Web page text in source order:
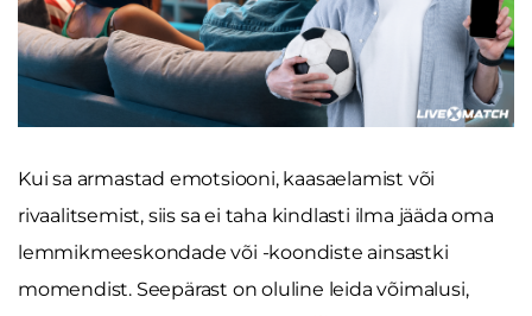
Kui sa armastad emotsiooni, kaasaelamist või
rivaalitsemist, siis sa ei taha kindlasti ilma jääda oma
lemmikmeeskondade või -koondiste ainsastki
momendist. Seepärast on oluline leida võimalusi,